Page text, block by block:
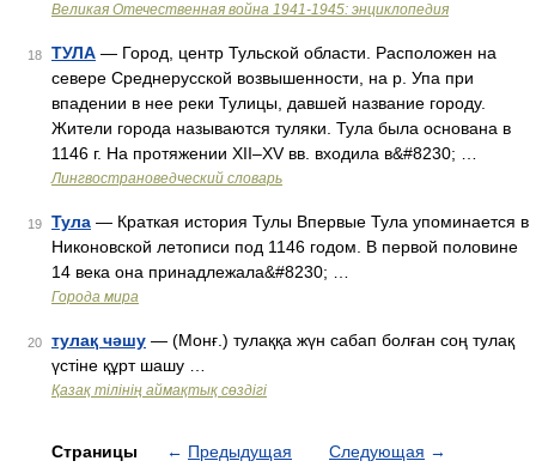
Великая Отечественная война 1941-1945: энциклопедия
18 ТУЛА — Город, центр Тульской области. Расположен на
севере Среднерусской возвышенности, на р. Упа при
впадении в нее реки Тулицы, давшей название городу.
Жители города называются туляки. Тула была основана в
1146 г. На протяжении ХII–XV вв. входила в&#8230; …
Лингвострановедческий словарь
19 Тула — Краткая история Тулы Впервые Тула упоминается в
Никоновской летописи под 1146 годом. В первой половине
14 века она принадлежала&#8230; …
Города мира
20 тулақ чәшу — (Монғ.) тулаққа жүн сабап болған соң тулақ
үстіне құрт шашу …
Қазақ тілінің аймақтық сөздігі
Страницы ← Предыдущая Следующая →